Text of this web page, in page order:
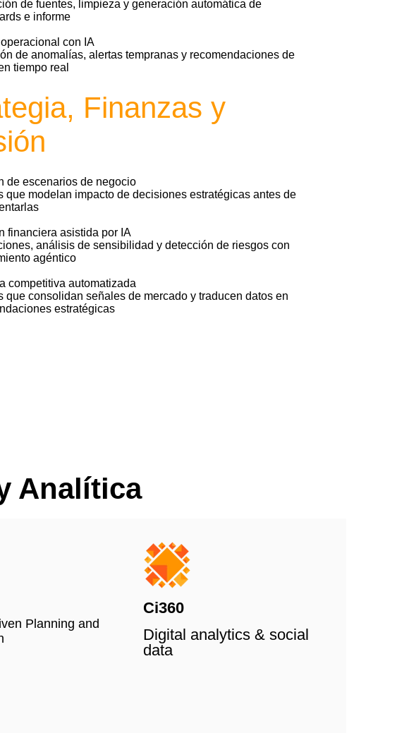
de fuentes, limpieza y generación automática de
e informe
con IA
de anomalías, alertas tempranas y recomendaciones de
tiempo real
Finanzas y
de escenarios de negocio
que modelan impacto de decisiones estratégicas antes de
financiera asistida por IA
análisis de sensibilidad y detección de riesgos con
agéntico
competitiva automatizada
que consolidan señales de mercado y traducen datos en
estratégicas
Analítica
Planning and
Ci360
Digital analytics & social
data